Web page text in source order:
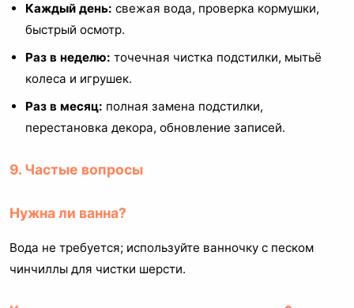
Каждый день: свежая вода, проверка кормушки,
быстрый осмотр.
Раз в неделю: точечная чистка подстилки, мытьё
колеса и игрушек.
Раз в месяц: полная замена подстилки,
перестановка декора, обновление записей.
9. Частые вопросы
Нужна ли ванна?
Вода не требуется; используйте ванночку с песком
чинчиллы для чистки шерсти.